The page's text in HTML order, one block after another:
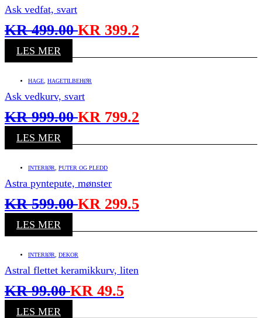
Ask vedfat, svart
KR499.00KR 399.2
LES MER
HAGE HAGETILBEHØR
Ask vedkurv, svart
KR999.00KR 799.2
LES MER
INTERIØR PUTER OG PLEDD
Astra pyntepute, mønster
KR599.00KR 299.5
LES MER
INTERIØR DEKOR
Astral flettet keramikkurv, liten
KR99.00KR 49.5
LES MER